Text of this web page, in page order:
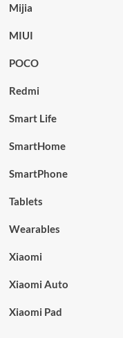
Mijia
MIUI
POCO
Redmi
Smart Life
SmartHome
SmartPhone
Tablets
Wearables
Xiaomi
Xiaomi Auto
Xiaomi Pad